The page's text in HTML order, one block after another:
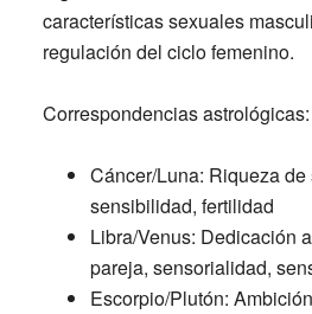
características sexuales
regulación del ciclo femenino.
Correspondencias astrológicas:
Cáncer/Luna: Riqueza de
sensibilidad, fertilidad
Libra/Venus: Dedicación
pareja, sensorialidad,
Escorpio/Plutón: